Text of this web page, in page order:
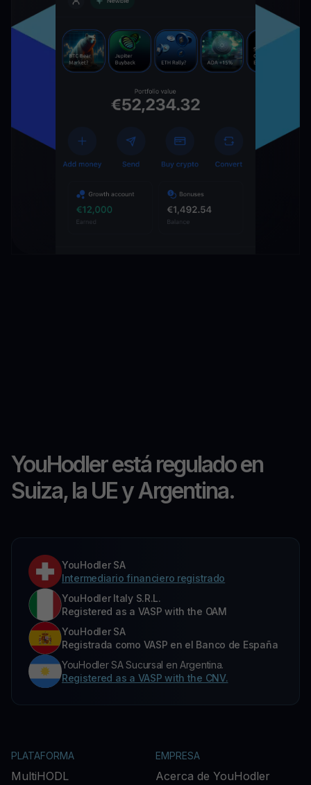
YouHodler está regulado en
Suiza, la UE y Argentina.
YouHodler SA
Intermediario financiero registrado
YouHodler Italy S.R.L.
Registered as a VASP with the OAM
YouHodler SA
Registrada como VASP en el Banco de España
YouHodler SA Sucursal en Argentina.
Registered as a VASP with the CNV.
PLATAFORMA
MultiHODL
EMPRESA
Acerca de YouHodler